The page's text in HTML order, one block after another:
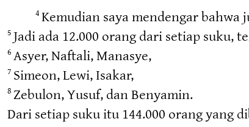
4 Kemudian saya mendengar bahwa
5 Jadi ada 12.000 orang dari setiap suku,
6 Asyer, Naftali, Manasye,
7 Simeon, Lewi, Isakar,
8 Zebulon, Yusuf, dan Benyamin.
Dari setiap suku itu 144.000 orang yang